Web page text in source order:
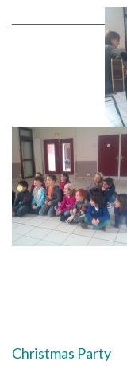
Navigation
Christmas Party